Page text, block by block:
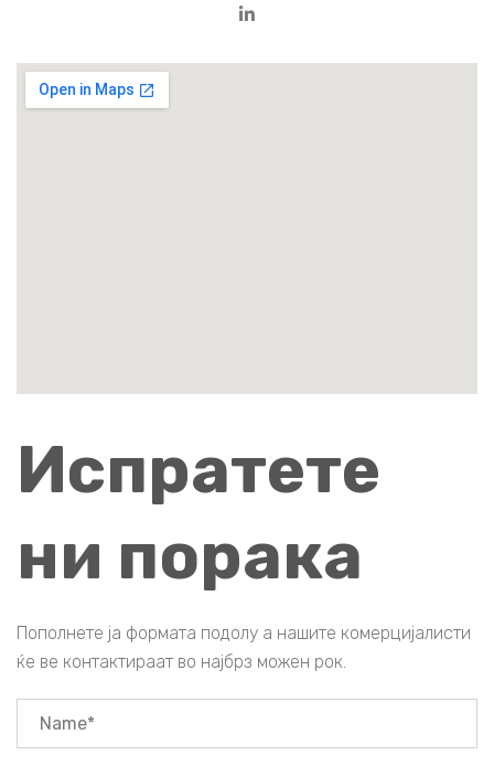
Испратете
ни порака
Пополнете ја формата подолу а нашите комерцијалисти
ќе ве контактираат во најбрз можен рок.